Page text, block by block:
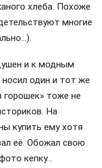
хлеба. Похоже
многие
и к модным
носил один и тот же
горошек» тоже не
На
купить ему хотя
её. Обожал свою
кепку…